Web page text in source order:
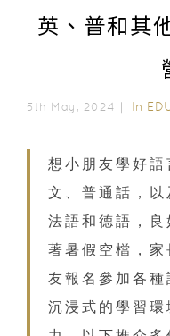
英、普和其
5th May, 2024｜ In
想小朋友學好
文、普通話，以
法語和德語，
著暑假空檔，
友報名參加各
沉浸式的學習